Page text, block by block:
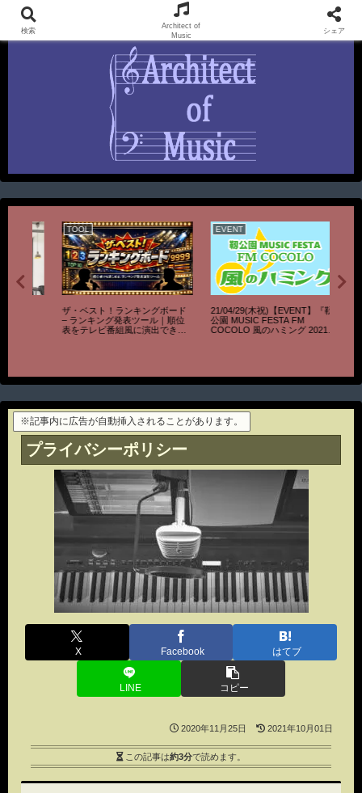
KAN UnOfficial FanSite & SEI Official FunSite
TOOL
ザ・ベスト！ランキングボード
– ランキング発表ツール｜順位
表をテレビ番組風に演出できる
EVENT
21/04/29(木祝)【EVENT】『靱
公園 MUSIC FESTA FM
COCOLO 風のハミング 2021』
※記事内に広告が自動挿入されることがあります。
プライバシーポリシー
X Facebook はてブ
LINE コピー
2020年11月25日 2021年10月01日
この記事は約3分で読めます。
検索
Architect of
Music
シェア